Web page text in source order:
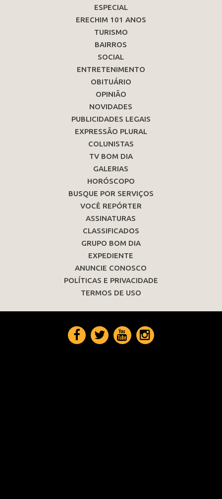
ESPECIAL
ERECHIM 101 ANOS
TURISMO
BAIRROS
SOCIAL
ENTRETENIMENTO
OBITUÁRIO
OPINIÃO
NOVIDADES
PUBLICIDADES LEGAIS
EXPRESSÃO PLURAL
COLUNISTAS
TV BOM DIA
GALERIAS
HORÓSCOPO
BUSQUE POR SERVIÇOS
VOCÊ REPÓRTER
ASSINATURAS
CLASSIFICADOS
GRUPO BOM DIA
EXPEDIENTE
ANUNCIE CONOSCO
POLÍTICAS E PRIVACIDADE
TERMOS DE USO